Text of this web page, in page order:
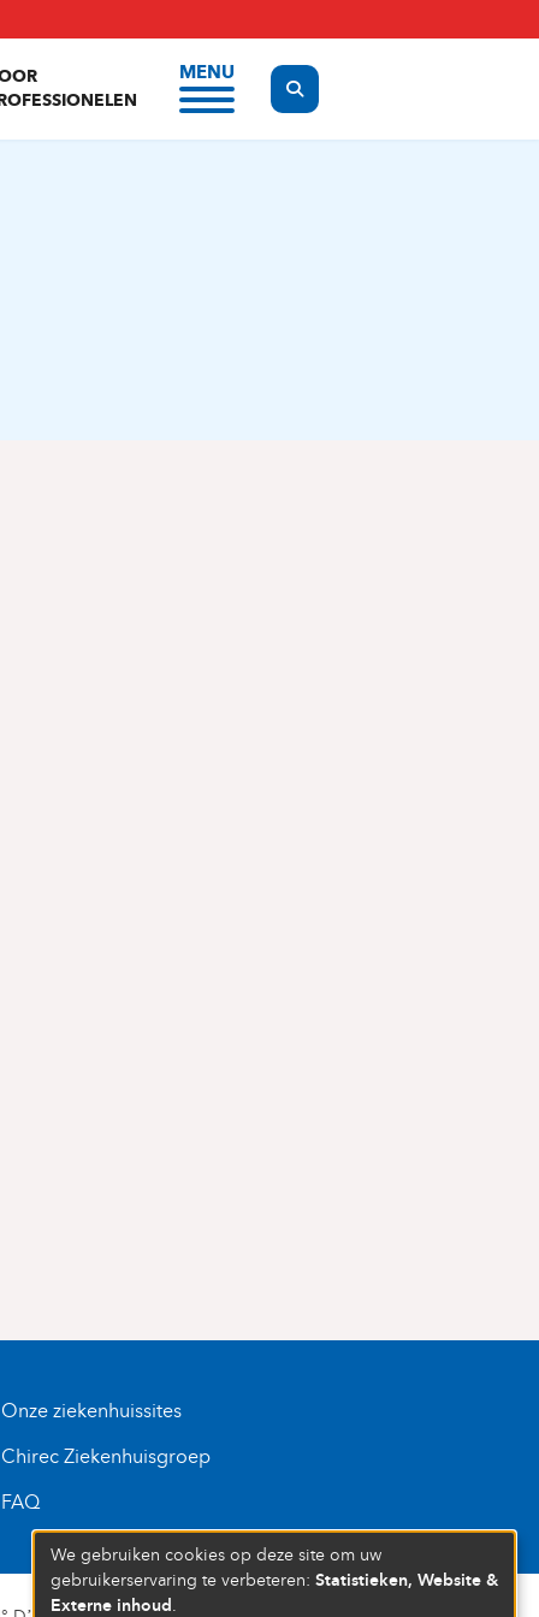
MENU
Display the search form
Onze ziekenhuissites
Chirec Ziekenhuisgroep
FAQ
We gebruiken cookies op deze site om uw
gebruikerservaring te verbeteren: Statistieken, Website &
Externe inhoud.